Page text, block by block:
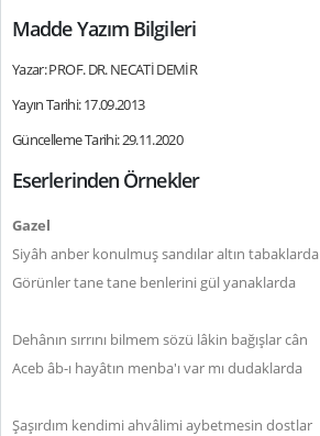
Madde Yazım Bilgileri
Yazar: PROF. DR. NECATİ DEMİR
Yayın Tarihi: 17.09.2013
Güncelleme Tarihi: 29.11.2020
Eserlerinden Örnekler
Gazel
Siyâh anber konulmuş sandılar altın tabaklarda
Görünler tane tane benlerini gül yanaklarda
Dehânın sırrını bilmem sözü lâkin bağışlar cân
Aceb âb-ı hayâtın menba'ı var mı dudaklarda
Şaşırdım kendimi ahvâlimi aybetmesin dostlar